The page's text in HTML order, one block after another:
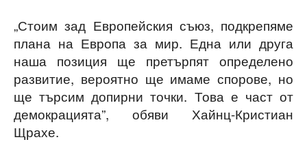
„Стоим зад Европейския съюз, подкрепяме
плана на Европа за мир. Една или друга
наша позиция ще претърпят определено
развитие, вероятно ще имаме спорове, но
ще търсим допирни точки. Това е част от
демокрацията”, обяви Хайнц-Кристиан
Щрахе.